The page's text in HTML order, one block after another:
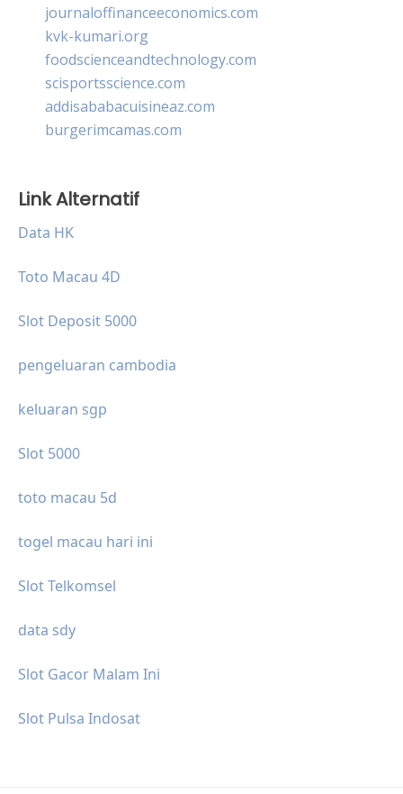
journaloffinanceeconomics.com
kvk-kumari.org
foodscienceandtechnology.com
scisportsscience.com
addisababacuisineaz.com
burgerimcamas.com
Link Alternatif
Data HK
Toto Macau 4D
Slot Deposit 5000
pengeluaran cambodia
keluaran sgp
Slot 5000
toto macau 5d
togel macau hari ini
Slot Telkomsel
data sdy
Slot Gacor Malam Ini
Slot Pulsa Indosat